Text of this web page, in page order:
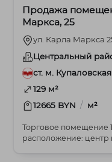
Продажа
Маркса, 25
ул. Карла Маркса
Центральный
ст. м. Купаловская
129 м²
12665 BYN / м²
Торговое помещение
расположение: